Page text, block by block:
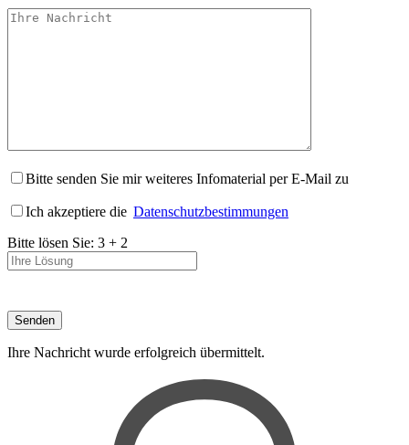
Bitte senden Sie mir weiteres Infomaterial per E-Mail zu
Ich akzeptiere die Datenschutzbestimmungen
Bitte lösen Sie: 3 + 2
Ihre Nachricht wurde erfolgreich übermittelt.